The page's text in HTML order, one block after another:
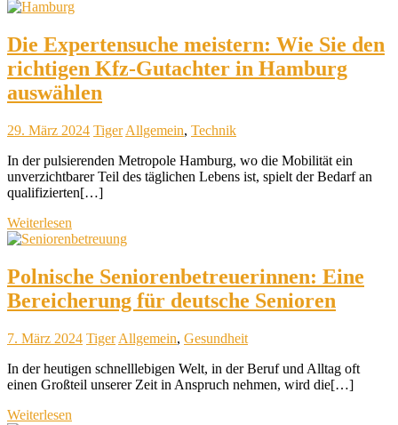
Die Expertensuche meistern: Wie Sie den
richtigen Kfz-Gutachter in Hamburg
auswählen
29. März 2024 Tiger Allgemein, Technik
In der pulsierenden Metropole Hamburg, wo die Mobilität ein
unverzichtbarer Teil des täglichen Lebens ist, spielt der Bedarf an
qualifizierten[…]
Weiterlesen
Polnische Seniorenbetreuerinnen: Eine
Bereicherung für deutsche Senioren
7. März 2024 Tiger Allgemein, Gesundheit
In der heutigen schnelllebigen Welt, in der Beruf und Alltag oft
einen Großteil unserer Zeit in Anspruch nehmen, wird die[…]
Weiterlesen